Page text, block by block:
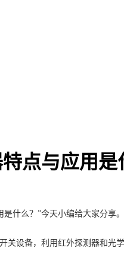
点与应用是
什么？”今天小编给大家分享。
设备，利用红外探测器和